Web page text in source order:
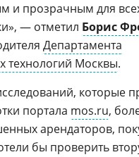
и прозрачным для
— отметил Борис
Департамента
Москвы.
которые
портала mos.ru,
арендаторов,
бы проверить